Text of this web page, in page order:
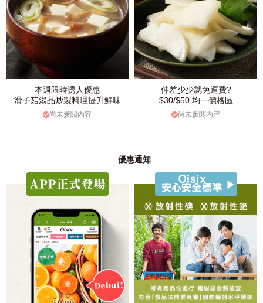
本週限時誘人優惠
滑子菇湯品炒製料理提升鮮味
尚未參閱內容
仲差少少就免運費?
$30/$50 均一價格區
尚未參閱內容
優惠通知